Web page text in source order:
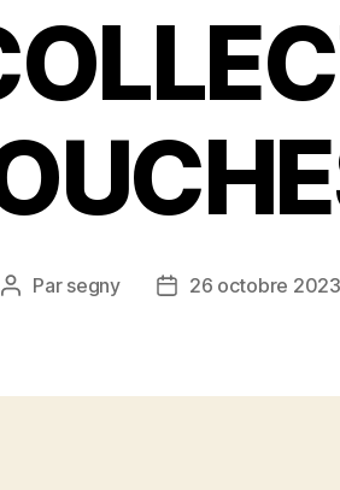
Auteur
Par segny
Date26 octobre 2023